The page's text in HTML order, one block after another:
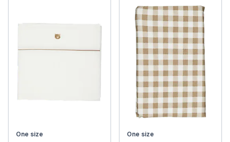
One size One size